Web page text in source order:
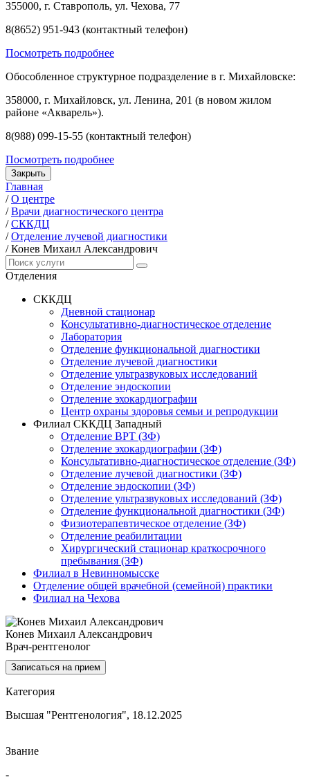
355000, г. Ставрополь, ул. Чехова, 77
8(8652) 951-943 (контактный телефон)
Посмотреть подробнее
Обособленное структурное подразделение в г. Михайловске:
358000, г. Михайловск, ул. Ленина, 201 (в новом жилом
районе «Акварель»).
8(988) 099-15-55 (контактный телефон)
Посмотреть подробнее
Закрыть
Главная
/ О центре
/ Врачи диагностического центра
/ СККДЦ
/ Отделение лучевой диагностики
/ Конев Михаил Александрович
Отделения
СККДЦ
Дневной стационар
Консультативно-диагностическое отделение
Лаборатория
Отделение функциональной диагностики
Отделение лучевой диагностики
Отделение ультразвуковых исследований
Отделение эндоскопии
Отделение эхокардиографии
Центр охраны здоровья семьи и репродукции
Филиал СККДЦ Западный
Отделение ВРТ (ЗФ)
Отделение эхокардиографии (ЗФ)
Консультативно-диагностическое отделение (ЗФ)
Отделение лучевой диагностики (ЗФ)
Отделение эндоскопии (ЗФ)
Отделение ультразвуковых исследований (ЗФ)
Отделение функциональной диагностики (ЗФ)
Физиотерапевтическое отделение (ЗФ)
Отделение реабилитации
Хирургический стационар краткосрочного
пребывания (ЗФ)
Филиал в Невинномысске
Отделение общей врачебной (семейной) практики
Филиал на Чехова
Конев Михаил Александрович
Врач-рентгенолог
Записаться на прием
Категория
Высшая "Рентгенология", 18.12.2025
Звание
-